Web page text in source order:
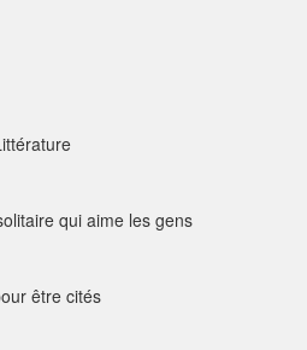
qui aime les gens
être cités